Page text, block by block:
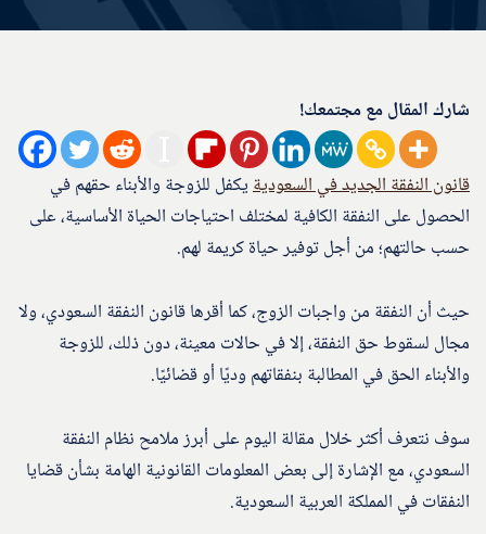
شارك المقال مع مجتمعك!
قانون النفقة الجديد في السعوديةيكفل للزوجة والأبناء حقهم في
الحصول على النفقة الكافية لمختلف احتياجات الحياة الأساسية، على
حسب حالتهم؛ من أجل توفير حياة كريمة لهم.
حيث أن النفقة من واجبات الزوج، كما أقرها قانون النفقة السعودي، ولا
مجال لسقوط حق النفقة، إلا في حالات معينة، دون ذلك، للزوجة
والأبناء الحق في المطالبة بنفقاتهم وديًا أو قضائيًا.
سوف نتعرف أكثر خلال مقالة اليوم على أبرز ملامح نظام النفقة
السعودي، مع الإشارة إلى بعض المعلومات القانونية الهامة بشأن قضايا
النفقات في المملكة العربية السعودية.